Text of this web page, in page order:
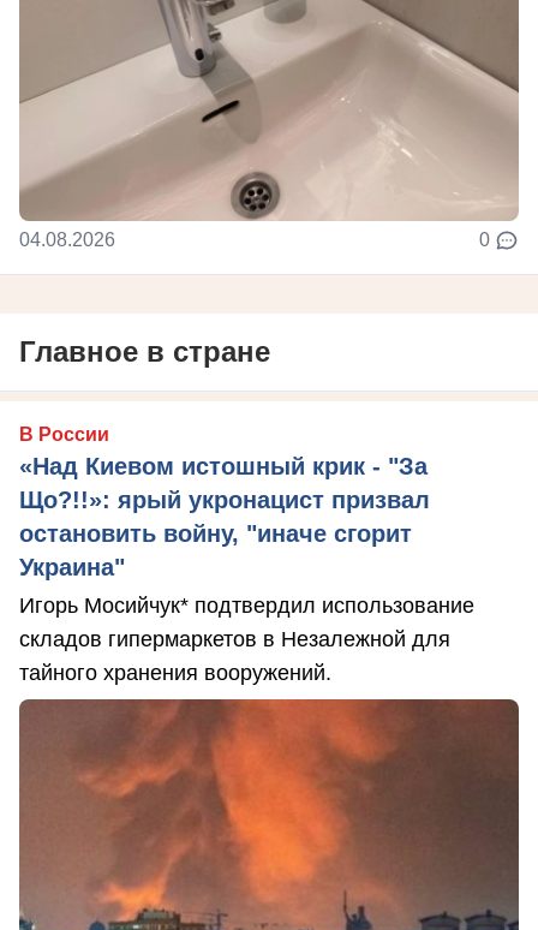
04.08.2026 0
Главное в стране
В России
«Над Киевом истошный крик - "За
Що?!!»: ярый укронацист призвал
остановить войну, "иначе сгорит
Украина"
Игорь Мосийчук* подтвердил использование
складов гипермаркетов в Незалежной для
тайного хранения вооружений.